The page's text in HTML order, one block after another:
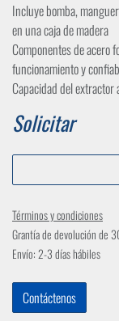
Incluye bomba,
en una caja de madera
Componentes de acero
funcionamiento y
Capacidad del
Solicitar
Términos y condiciones
Grantía de devolución de
Envío: 2-3 días hábiles
Contáctenos